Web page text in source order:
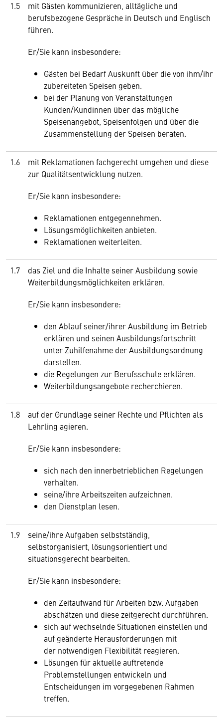
1.5
mit Gästen kommunizieren, alltägliche und
berufsbezogene Gespräche in Deutsch und Englisch
führen.
Er/Sie kann insbesondere:
Gästen bei Bedarf Auskunft über die von ihm/ihr
zubereiteten Speisen geben.
bei der Planung von Veranstaltungen
Kunden/Kundinnen über das mögliche
Speisenangebot, Speisenfolgen und über die
Zusammenstellung der Speisen beraten.
1.6
mit Reklamationen fachgerecht umgehen und diese
zur Qualitätsentwicklung nutzen.
Er/Sie kann insbesondere:
Reklamationen entgegennehmen.
Lösungsmöglichkeiten anbieten.
Reklamationen weiterleiten.
1.7
das Ziel und die Inhalte seiner Ausbildung sowie
Weiterbildungsmöglichkeiten erklären.
Er/Sie kann insbesondere:
den Ablauf seiner/ihrer Ausbildung im Betrieb
erklären und seinen Ausbildungsfortschritt
unter Zuhilfenahme der Ausbildungsordnung
darstellen.
die Regelungen zur Berufsschule erklären.
Weiterbildungsangebote recherchieren.
1.8
auf der Grundlage seiner Rechte und Pflichten als
Lehrling agieren.
Er/Sie kann insbesondere:
sich nach den innerbetrieblichen Regelungen
verhalten.
seine/ihre Arbeitszeiten aufzeichnen.
den Dienstplan lesen.
1.9
seine/ihre Aufgaben selbstständig,
selbstorganisiert, lösungsorientiert und
situationsgerecht bearbeiten.
Er/Sie kann insbesondere:
den Zeitaufwand für Arbeiten bzw. Aufgaben
abschätzen und diese zeitgerecht durchführen.
sich auf wechselnde Situationen einstellen und
auf geänderte Herausforderungen mit
der notwendigen Flexibilität reagieren.
Lösungen für aktuelle auftretende
Problemstellungen entwickeln und
Entscheidungen im vorgegebenen Rahmen
treffen.